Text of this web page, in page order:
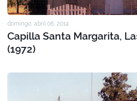
domingo, abril 06, 2014
Capilla Santa Margarita,
(1972)